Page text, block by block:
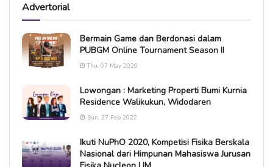
Advertorial
Bermain Game dan Berdonasi dalam
PUBGM Online Tournament Season II
Thu, 07 May 2020
Lowongan : Marketing Properti Bumi Kurnia
Residence Walikukun, Widodaren
Sun, 27 Feb 2022
Ikuti NuPhO 2020, Kompetisi Fisika Berskala
Nasional dari Himpunan Mahasiswa Jurusan